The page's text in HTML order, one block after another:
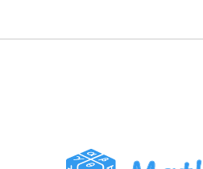
Помощник по домашним